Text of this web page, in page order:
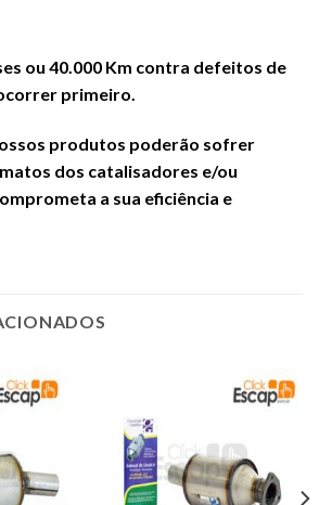
ou 40.000 Km contra defeitos de
primeiro.
produtos poderão sofrer
dos catalisadores e/ou
a sua eficiência e